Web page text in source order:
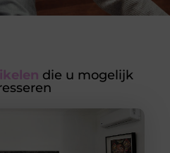
die u mogelijk